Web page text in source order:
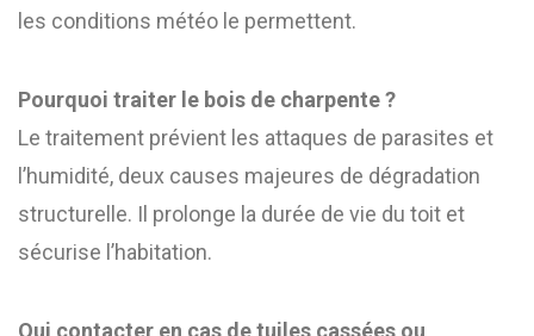
les conditions météo le permettent.
Pourquoi traiter le bois de charpente ?
Le traitement prévient les attaques de parasites et
l’humidité, deux causes majeures de dégradation
structurelle. Il prolonge la durée de vie du toit et
sécurise l’habitation.
Qui contacter en cas de tuiles cassées ou